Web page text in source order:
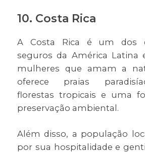
10. Costa Rica
A Costa Rica é um dos
seguros da América Latina
mulheres que amam a
oferece praias
florestas tropicais e uma
preservação ambiental.
Além disso, a população
por sua hospitalidade e